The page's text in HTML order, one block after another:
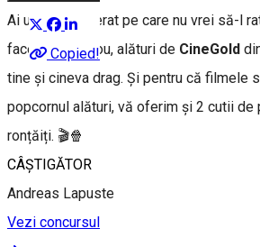
Copied!
Ai un film preferat pe care nu vrei să-l
facem noi cadou, alături de CineGold
tine și cineva drag. Și pentru că filmele
popcornul alături, vă oferim și 2 cutii de
ronțăiți. 🎬🍿
CÂȘTIGĂTOR
Andreas Lapuste
Vezi concursul